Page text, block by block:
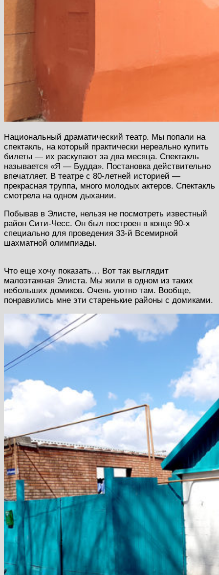
Национальный драматический театр. Мы попали на
спектакль, на который практически нереально купить
билеты — их раскупают за два месяца. Спектакль
называется «Я — Будда». Постановка действительно
впечатляет. В театре с 80-летней историей —
прекрасная труппа, много молодых актеров. Спектакль
смотрела на одном дыхании.
Побывав в Элисте, нельзя не посмотреть известный
район Сити-Чесс. Он был построен в конце 90-х
специально для проведения 33-й Всемирной
шахматной олимпиады.
Что еще хочу показать… Вот так выглядит
малоэтажная Элиста. Мы жили в одном из таких
небольших домиков. Очень уютно там. Вообще,
понравились мне эти старенькие районы с домиками.